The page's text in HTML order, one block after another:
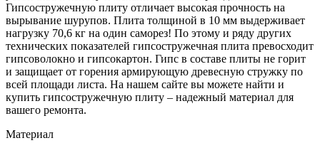
Гипсостружечную плиту отличает высокая прочность на
вырывание шурупов. Плита толщиной в 10 мм выдерживает
нагрузку 70,6 кг на один саморез! По этому и ряду других
технических показателей гипсостружечная плита превосходит
гипсоволокно и гипсокартон. Гипс в составе плиты не горит
и защищает от горения армирующую древесную стружку по
всей площади листа. На нашем сайте вы можете найти и
купить гипсостружечную плиту – надежный материал для
вашего ремонта.
Материал